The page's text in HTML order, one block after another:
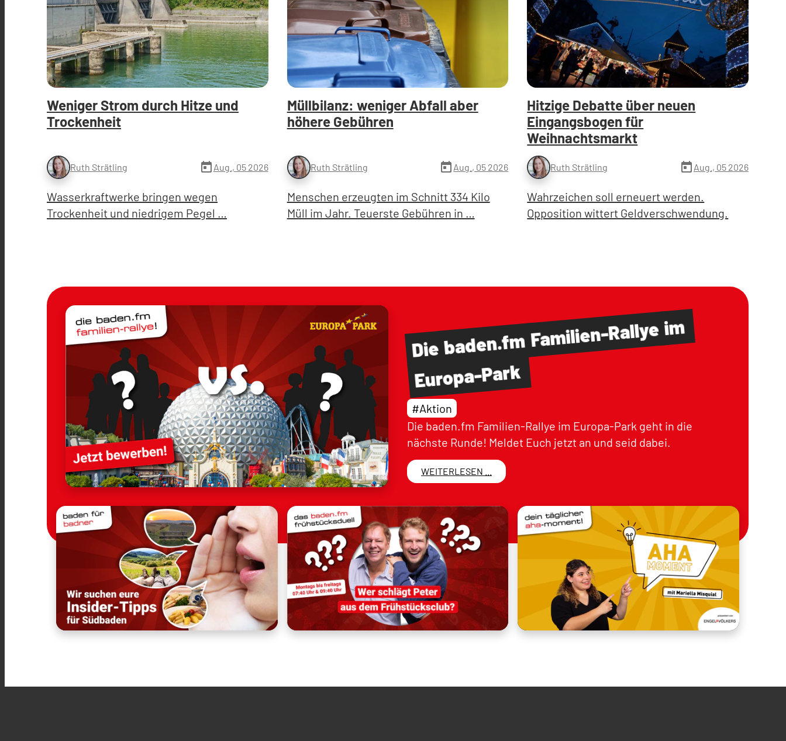
Weniger Strom durch Hitze und
Trockenheit
Ruth Strätling today Aug., 05 2026
Wasserkraftwerke bringen wegen
Trockenheit und niedrigem Pegel …
Müllbilanz: weniger Abfall aber
höhere Gebühren
Ruth Strätling todayAug., 05 2026
Menschen erzeugten im Schnitt 334 Kilo
Müll im Jahr. Teuerste Gebühren in …
Hitzige Debatte über neuen
Eingangsbogen für
Weihnachtsmarkt
Ruth Strätling today Aug., 05 2026
Wahrzeichen soll erneuert werden.
Opposition wittert Geldverschwendung.
Die baden.fmFamilien-Rallyeim
Europa-Park
#Aktion
Die baden.fm Familien-Rallye im Europa-Park geht in die
nächste Runde! Meldet Euch jetzt an und seid dabei.
WEITERLESEN ...